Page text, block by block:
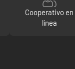
Cooperativo en
línea